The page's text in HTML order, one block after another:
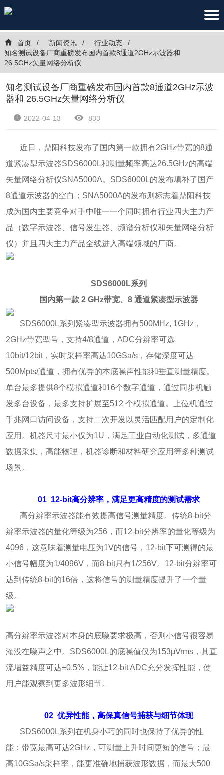
首页 新闻资讯
行业动态
知名测试设备厂商重磅发布国内首款8通道2GHz示波器和
26.5GHz矢量网络分析仪
知名测试设备厂商重磅发布国内首款8通道2GHz示波
器和 26.5GHz矢量网络分析仪
2022-04-13 833
近日，鼎阳科技发布了国内第一款拥有2GHz带宽的8通
道紧凑型示波器SDS6000L和测量频率高达26.5GHz的高端
矢量网络分析仪SNA5000A。SDS6000L的发布填补了国产
8通道示波器的空白；SNA5000A的发布则标志着鼎阳科技
成为国内主要竞争对手中唯一一个同时拥有行业四大主力产
品（数字示波器、信号发生器、频谱分析仪和矢量网络分析
仪）并且四大主力产品全线进入高端领域的厂商。
SDS6000L系列
国内第一款 2 GHz带宽、8 通道紧凑型示波器
SDS6000L系列紧凑型示波器拥有500MHz, 1GHz，
2GHz带宽型号，支持4/8通道，ADC分辨率可选
10bit/12bit，实时采样率高达10GSa/s，存储深度可达
500Mpts/通道，拥有优异的本底噪声性能和垂直测量精度。
单台最多提供8个模拟通道和16个数字通道，通过同步机触
发多台设备，最多支持扩展至512 个模拟通道。上位机通过
千兆网口访问设备，支持二次开发以灵活匹配用户的定制化
应用。机器尺寸最小仅为1U，满足工业自动化测试，多通道
数据采集，高能物理，机器诊断和材料研究应用等多种测试
场景。
01 12-bit高分辨率，满足更高精度的测试需求
高分辨率示波器能有效提高信号测量精度。传统8-bit分
辨率示波器的量化等级为256，而12-bit分辨率的量化等级为
4096，这意味着测量电压为1V的信号，12-bit下可测得的最
小信号幅度为1/4096V，而8-bit只有1/256V。12-bit分辨率可
达到传统8-bit的16倍，这将信号的测量精度提升了一个量
级。
高分辨率示波器对本身的底噪要求极高，否则小信号很容易
淹没在噪声之中。SDS6000L的底噪值仅为153μVrms，其直
流增益精度可达±0.5%，能让12-bit ADC充分发挥性能，使
用户能观察到更多波形细节。
02 优异性能，高保真信号捕获与细节体现
SDS6000L系列在机身小巧的同时也保持了优异的性
能：带宽最高可达2GHz，可测量上升时间更短的信号；最
高10GSa/s采样率，能更准确地捕获波形数据，而最大500